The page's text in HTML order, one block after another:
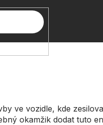
ve vozidle, kde
okamžik dodat tuto